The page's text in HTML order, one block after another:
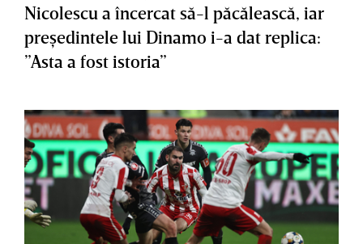
Nicolescu a încercat să-l păcălească, iar
preşedintele lui Dinamo i-a dat replica:
”Asta a fost istoria”